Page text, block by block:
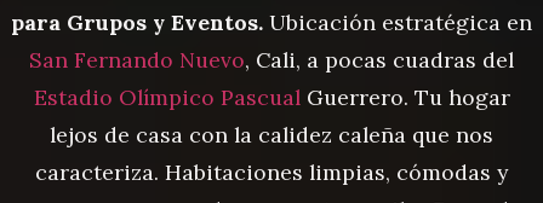
para Grupos y Eventos. Ubicación estratégica en
San Fernando Nuevo, Cali, a pocas cuadras del
Estadio Olímpico PascualGuerrero. Tu hogar
lejos de casa con la calidez caleña que nos
caracteriza. Habitaciones limpias, cómodas y